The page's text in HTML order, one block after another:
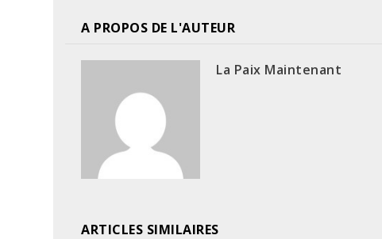
A PROPOS DE L'AUTEUR
La Paix Maintenant
ARTICLES SIMILAIRES